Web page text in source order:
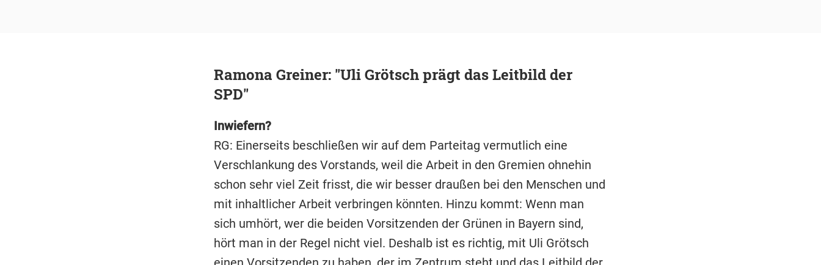
Ramona Greiner: "Uli Grötsch prägt das Leitbild der
SPD"
Inwiefern?
RG: Einerseits beschließen wir auf dem Parteitag vermutlich eine
Verschlankung des Vorstands, weil die Arbeit in den Gremien ohnehin
schon sehr viel Zeit frisst, die wir besser draußen bei den Menschen und
mit inhaltlicher Arbeit verbringen könnten. Hinzu kommt: Wenn man
sich umhört, wer die beiden Vorsitzenden der Grünen in Bayern sind,
hört man in der Regel nicht viel. Deshalb ist es richtig, mit Uli Grötsch